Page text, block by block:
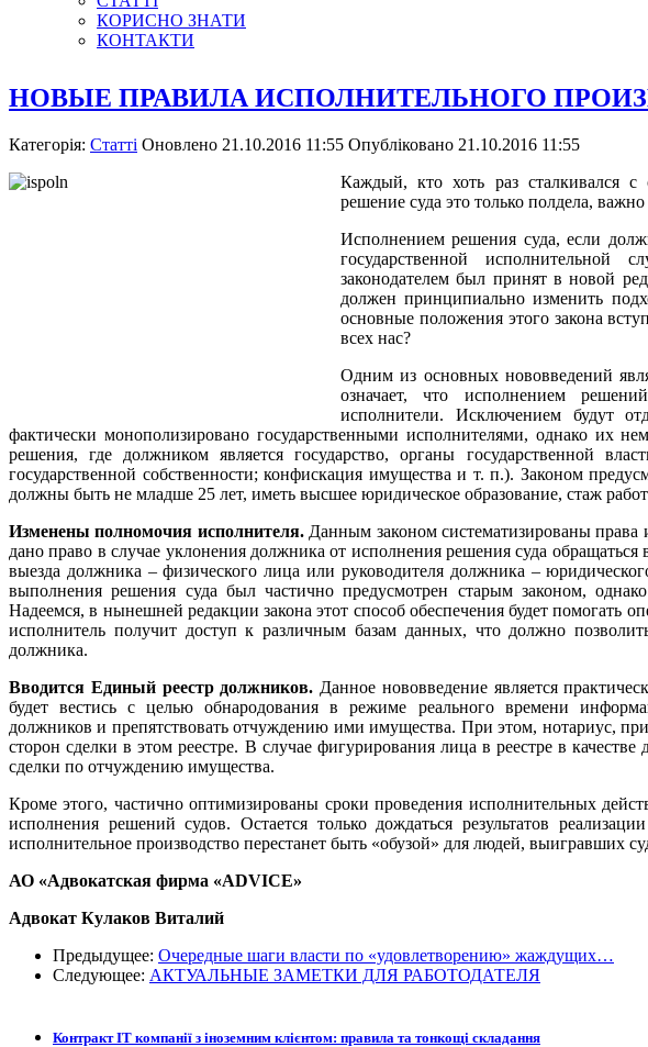
КОРИСНО ЗНАТИ
КОНТАКТИ
НОВЫЕ ПРАВИЛА ИСПОЛНИТЕЛЬНОГО
Категорія: Статті Оновлено 21.10.2016 11:55 Опубліковано 21.10.2016 11:55
Каждый, кто хоть раз сталкивался с
решение суда это только полдела,
Исполнением решения суда, если
государственной
законодателем был принят в новой
должен принципиально изменить
основные положения этого закона
всех нас?
Одним из основных нововведений
означает, что исполнением
исполнители. Исключением будут
фактически монополизировано государственными исполнителями, однако их
решения, где должником является государство, органы государственной
государственной собственности; конфискация имущества и т. п.). Законом
должны быть не младше 25 лет, иметь высшее юридическое образование, стаж
Изменены полномочия исполнителя. Данным законом систематизированы
дано право в случае уклонения должника от исполнения решения суда
выезда должника – физического лица или руководителя должника –
выполнения решения суда был частично предусмотрен старым законом,
Надеемся, в нынешней редакции закона этот способ обеспечения будет помогать
исполнитель получит доступ к различным базам данных, что должно
должника.
Вводится Единый реестр должников. Данное нововведение является
будет вестись с целью обнародования в режиме реального времени
должников и препятствовать отчуждению ими имущества. При этом, нотариус,
сторон сделки в этом реестре. В случае фигурирования лица в реестре в
сделки по отчуждению имущества.
Кроме этого, частично оптимизированы сроки проведения исполнительных
исполнения решений судов. Остается только дождаться результатов
исполнительное производство перестанет быть «обузой» для людей, выигравших
АО «Адвокатская фирма «ADVICE»
Адвокат Кулаков Виталий
Предыдущее: Очередные шаги власти по «удовлетворению» жаждущих…
Следующее: АКТУАЛЬНЫЕ ЗАМЕТКИ ДЛЯ РАБОТОДАТЕЛЯ
Контракт ІТ компанії з іноземним клієнтом: правила та тонкощі складання